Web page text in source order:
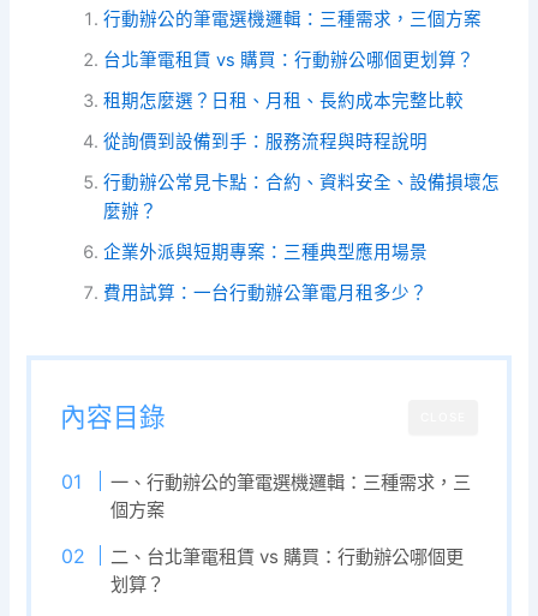
行動辦公的筆電選機邏輯：三種需求，三個方案
台北筆電租賃 vs 購買：行動辦公哪個更划算？
租期怎麼選？日租、月租、長約成本完整比較
從詢價到設備到手：服務流程與時程說明
行動辦公常見卡點：合約、資料安全、設備損壞怎
麼辦？
企業外派與短期專案：三種典型應用場景
費用試算：一台行動辦公筆電月租多少？
內容目錄
一、行動辦公的筆電選機邏輯：三種需求，三
個方案
二、台北筆電租賃 vs 購買：行動辦公哪個更
划算？